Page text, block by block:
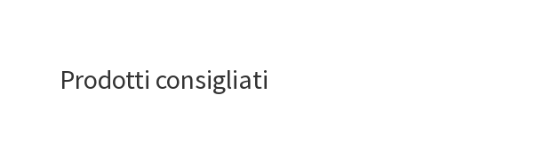
Prodotti consigliati